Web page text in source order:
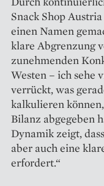
Snack Shop
einen Namen
klare Abgrenzung
zunehmenden
Westen – ich sehe
verrückt, was
kalkulieren
Bilanz abgegeben
Dynamik zeigt,
aber auch eine
erfordert.“